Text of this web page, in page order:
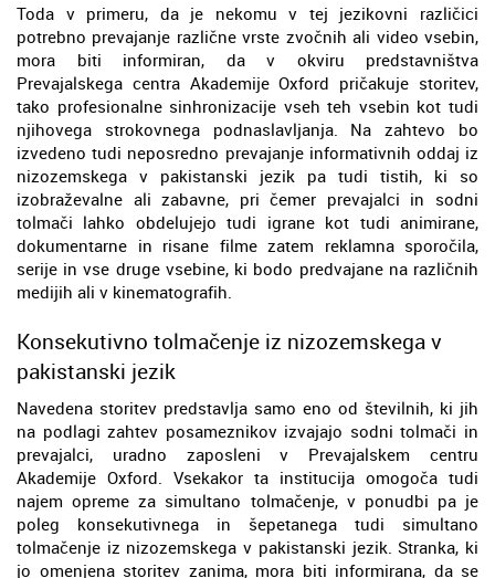
Toda v primeru, da je nekomu v tej jezikovni različici
potrebno prevajanje različne vrste zvočnih ali video vsebin,
mora biti informiran, da v okviru predstavništva
Prevajalskega centra Akademije Oxford pričakuje storitev,
tako profesionalne sinhronizacije vseh teh vsebin kot tudi
njihovega strokovnega podnaslavljanja. Na zahtevo bo
izvedeno tudi neposredno prevajanje informativnih oddaj iz
nizozemskega v pakistanski jezik pa tudi tistih, ki so
izobraževalne ali zabavne, pri čemer prevajalci in sodni
tolmači lahko obdelujejo tudi igrane kot tudi animirane,
dokumentarne in risane filme zatem reklamna sporočila,
serije in vse druge vsebine, ki bodo predvajane na različnih
medijih ali v kinematografih.
Konsekutivno tolmačenje iz nizozemskega v
pakistanski jezik
Navedena storitev predstavlja samo eno od številnih, ki jih
na podlagi zahtev posameznikov izvajajo sodni tolmači in
prevajalci, uradno zaposleni v Prevajalskem centru
Akademije Oxford. Vsekakor ta institucija omogoča tudi
najem opreme za simultano tolmačenje, v ponudbi pa je
poleg konsekutivnega in šepetanega tudi simultano
tolmačenje iz nizozemskega v pakistanski jezik. Stranka, ki
jo omenjena storitev zanima, mora biti informirana, da se